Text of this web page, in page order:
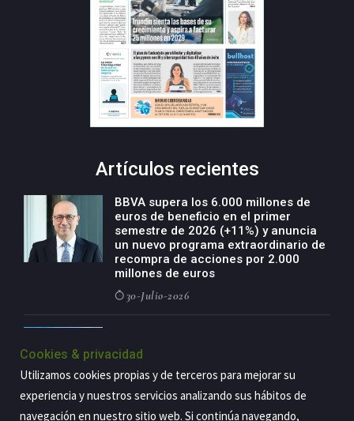
Artículos recientes
BBVA supera los 6.000 millones de
euros de beneficio en el primer
semestre de 2026 (+11%) y anuncia
un nuevo programa extraordinario de
recompra de acciones por 2.000
millones de euros
30-Julio-2026
negocio agro con un modelo global
de especialización presente en siete
países
29-Julio-2026
Cookies & privacidad
Utilizamos cookies propias y de terceros para mejorar su
experiencia y nuestros servicios analizando sus hábitos de
navegación en nuestro sitio web. Si continúa navegando,